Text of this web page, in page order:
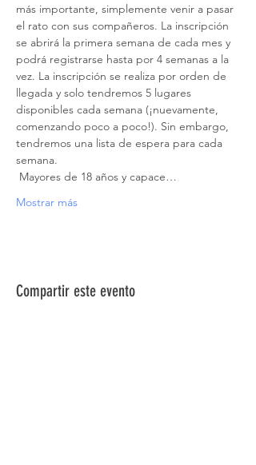
más importante, simplemente venir a pasar
el rato con sus compañeros. La inscripción
se abrirá la primera semana de cada mes y
podrá registrarse hasta por 4 semanas a la
vez. La inscripción se realiza por orden de
llegada y solo tendremos 5 lugares
disponibles cada semana (¡nuevamente,
comenzando poco a poco!). Sin embargo,
tendremos una lista de espera para cada
semana.
Mayores de 18 años y capace…
Mostrar más
Compartir este evento